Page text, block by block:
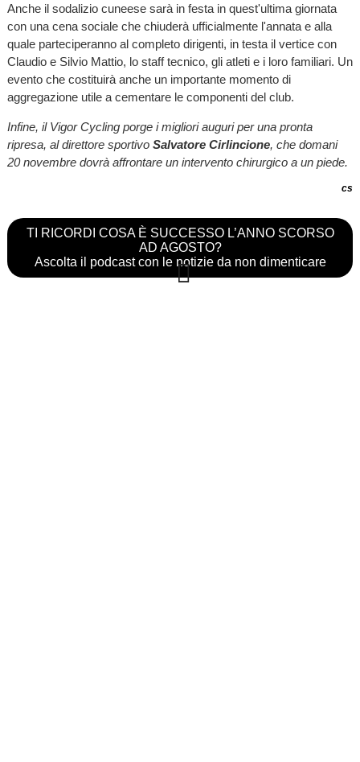
Anche il sodalizio cuneese sarà in festa in quest'ultima giornata
con una cena sociale che chiuderà ufficialmente l'annata e alla
quale parteciperanno al completo dirigenti, in testa il vertice con
Claudio e Silvio Mattio, lo staff tecnico, gli atleti e i loro familiari. Un
evento che costituirà anche un importante momento di
aggregazione utile a cementare le componenti del club.
Infine, il Vigor Cycling porge i migliori auguri per una pronta
ripresa, al direttore sportivo Salvatore Cirlincione, che domani
20 novembre dovrà affrontare un intervento chirurgico a un piede.
cs
TI RICORDI COSA È SUCCESSO L’ANNO SCORSO
AD AGOSTO?
Ascolta il podcast con le notizie da non dimenticare